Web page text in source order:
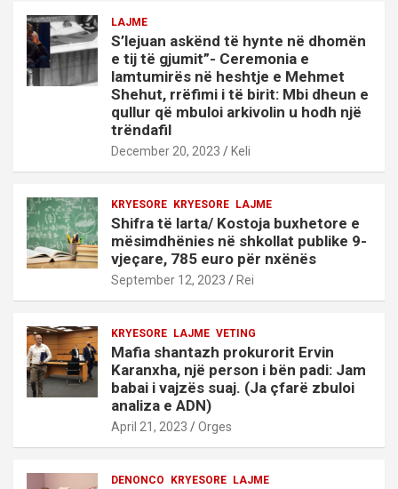
LAJME
S’lejuan askënd të hynte në dhomën
e tij të gjumit”- Ceremonia e
lamtumirës në heshtje e Mehmet
Shehut, rrëfimi i të birit: Mbi dheun e
qullur që mbuloi arkivolin u hodh një
trëndafil
December 20, 2023 Keli
KRYESORE KRYESORE LAJME
Shifra të larta/ Kostoja buxhetore e
mësimdhënies në shkollat publike 9-
vjeçare, 785 euro për nxënës
September 12, 2023 Rei
KRYESORE LAJME VETING
Mafia shantazh prokurorit Ervin
Karanxha, një person i bën padi: Jam
babai i vajzës suaj. (Ja çfarë zbuloi
analiza e ADN)
April 21, 2023 Orges
DENONCO KRYESORE LAJME